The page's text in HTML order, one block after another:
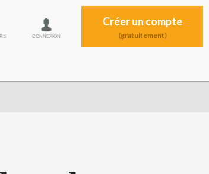
CONNEXION
Créer un compte
(gratuitement)